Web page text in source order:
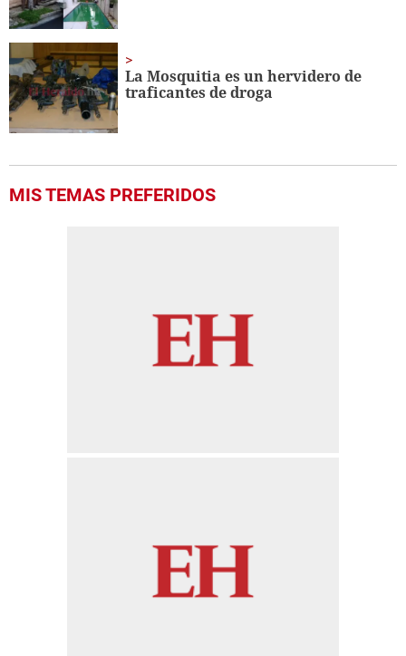
La Mosquitia es un hervidero de
traficantes de droga
MIS TEMAS PREFERIDOS